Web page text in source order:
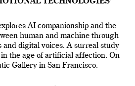
AI companionship and the
human and machine through
and digital voices. A surreal study
the age of artificial affection. On
Gallery in San Francisco.